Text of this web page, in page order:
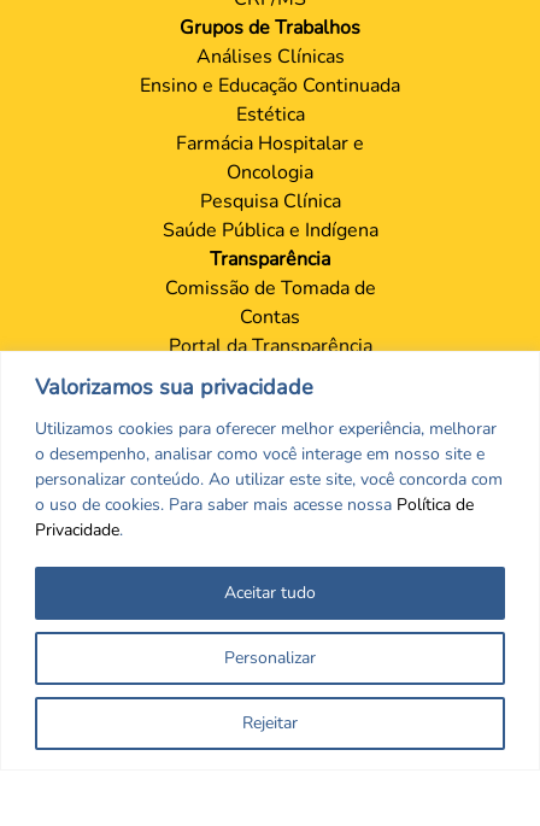
Valorizamos sua privacidade
Utilizamos cookies para oferecer melhor experiência, melhorar
o desempenho, analisar como você interage em nosso site e
personalizar conteúdo. Ao utilizar este site, você concorda com
o uso de cookies. Para saber mais acesse nossa Política de
Privacidade.
Personalizar
Rejeitar
Aceitar tudo
Grupos de Trabalhos
Análises Clínicas
Ensino e Educação Continuada
Estética
Farmácia Hospitalar e
Oncologia
Pesquisa Clínica
Saúde Pública e Indígena
Transparência
Comissão de Tomada de
Contas
Portal da Transparência
Proteção de Dados – LGPD
Contatos
Sede
Setores
Ouvidoria